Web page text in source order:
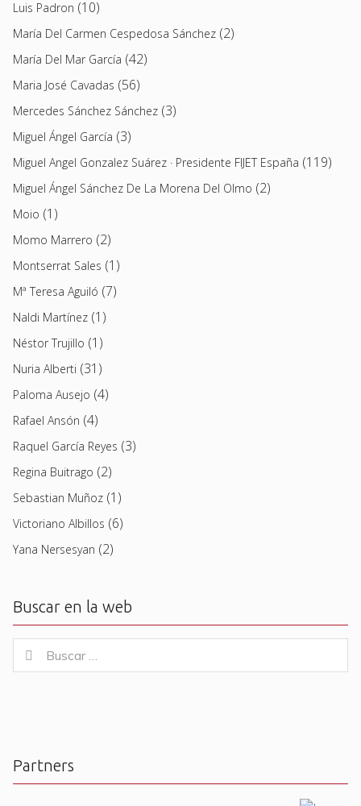
Luis Padron (10)
María Del Carmen Cespedosa Sánchez (2)
María Del Mar García (42)
Maria José Cavadas (56)
Mercedes Sánchez Sánchez (3)
Miguel Ángel García (3)
Miguel Angel Gonzalez Suárez · Presidente FIJET España (119)
Miguel Ángel Sánchez De La Morena Del Olmo (2)
Moio (1)
Momo Marrero (2)
Montserrat Sales (1)
Mª Teresa Aguiló (7)
Naldi Martínez (1)
Néstor Trujillo (1)
Nuria Alberti (31)
Paloma Ausejo (4)
Rafael Ansón (4)
Raquel García Reyes (3)
Regina Buitrago (2)
Sebastian Muñoz (1)
Victoriano Albillos (6)
Yana Nersesyan (2)
Buscar en la web
for:
Buscar
Partners